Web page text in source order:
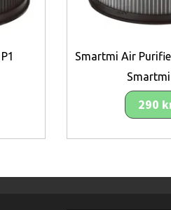
Smartmi Air
Smartmi
290